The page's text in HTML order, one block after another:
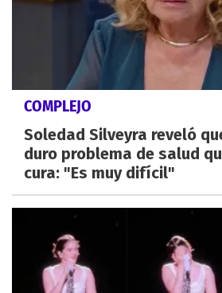
COMPLEJO
Soledad Silveyra reveló
duro problema de salud
cura: "Es muy difícil"